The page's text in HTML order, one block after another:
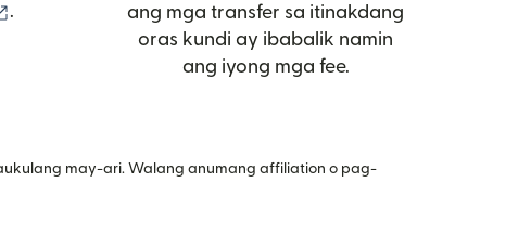
(bubukas sa bagong window)
.
ang mga transfer sa itinakdang
oras kundi ay ibabalik namin
ang iyong mga fee.
may-ari. Walang anumang affiliation o pag-